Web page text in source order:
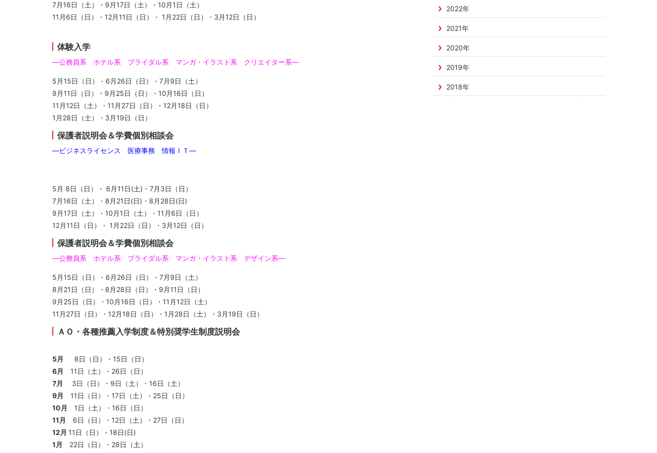
7月16日（土）・9月17日（土）・10月1日（土）
11月6日（日）・12月11日（日）・ 1月22日（日）・3月12日（日）
体験入学
―公務員系 ホテル系 ブライダル系 マンガ・イラスト系 クリエイター系―
5月15日（日）・6月26日（日）・7月9日（土）
9月11日（日）・9月25日（日）・10月16日（日）
11月12日（土）・11月27日（日）・12月18日（日）
1月28日（土）・3月19日（日）
保護者説明会＆学費個別相談会
―ビジネスライセンス 医療事務 情報ＩＴ―
5月 8日（日）・ 6月11日(土)・7月3日（日）
7月16日（土）・8月21日(日)・8月28日(日)
9月17日（土）・10月1日（土）・11月6日（日）
12月11日（日）・ 1月22日（日）・3月12日（日）
保護者説明会＆学費個別相談会
―公務員系 ホテル系 ブライダル系 マンガ・イラスト系 デザイン系―
5月15日（日）・6月26日（日）・7月9日（土）
8月21日（日）・8月28日（日）・9月11日（日）
9月25日（日）・10月16日（日）・11月12日（土）
11月27日（日）・12月18日（日）・1月28日（土）・3月19日（日）
ＡＯ・各種推薦入学制度＆特別奨学生制度説明会
5月
8日（日）・15日（日）
6月
11日（土）・26日（日）
7月
3日（日）・9日（土）・16日（土）
9月
11日（日）・17日（土）・25日（日）
10月
1日（土）・16日（日）
11月 6日（日）・12日（土）・27日（日）
12月 11日（日）・18日(日)
1月
22日（日）・28日（土）
2022年
2021年
2020年
2019年
2018年